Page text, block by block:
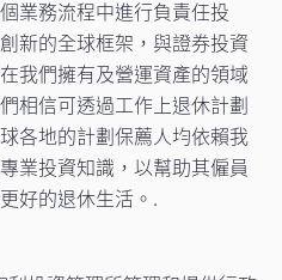
業務流程中進行負責任投
新的全球框架，與證券投資
我們擁有及營運資產的領域
相信可透過工作上退休計劃
各地的計劃保薦人均依賴我
業投資知識，以幫助其僱員
好的退休生活。.